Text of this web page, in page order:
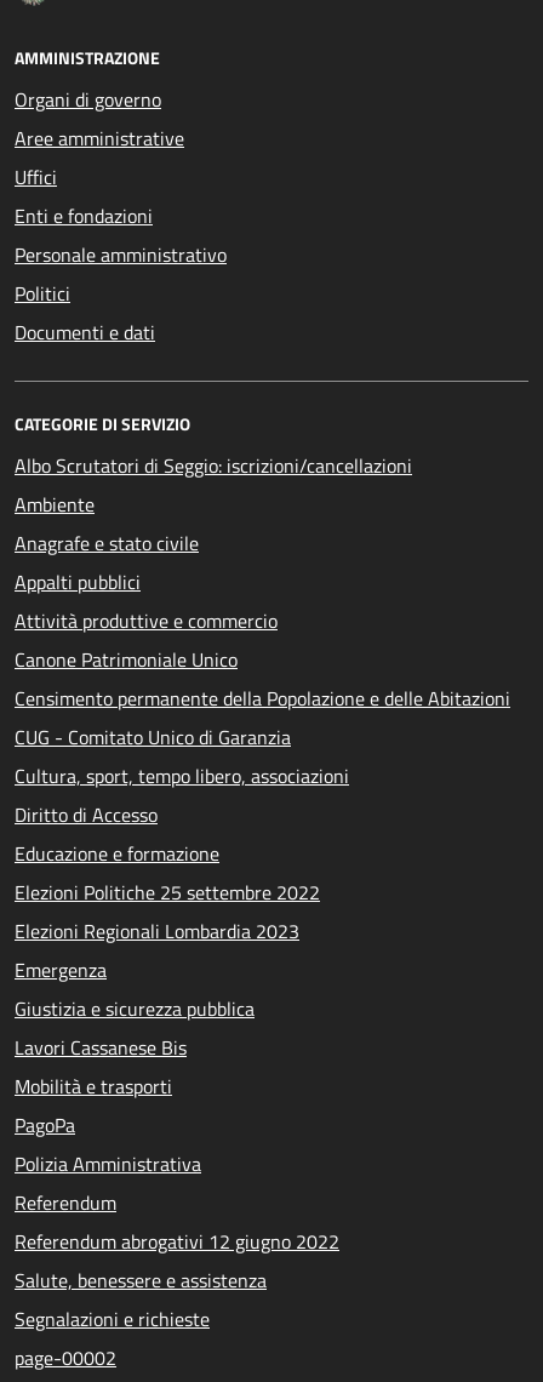
AMMINISTRAZIONE
Organi di governo
Aree amministrative
Uffici
Enti e fondazioni
Personale amministrativo
Politici
Documenti e dati
CATEGORIE DI SERVIZIO
Albo Scrutatori di Seggio: iscrizioni/cancellazioni
Ambiente
Anagrafe e stato civile
Appalti pubblici
Attività produttive e commercio
Canone Patrimoniale Unico
Censimento permanente della Popolazione e delle Abitazioni
CUG - Comitato Unico di Garanzia
Cultura, sport, tempo libero, associazioni
Diritto di Accesso
Educazione e formazione
Elezioni Politiche 25 settembre 2022
Elezioni Regionali Lombardia 2023
Emergenza
Giustizia e sicurezza pubblica
Lavori Cassanese Bis
Mobilità e trasporti
PagoPa
Polizia Amministrativa
Referendum
Referendum abrogativi 12 giugno 2022
Salute, benessere e assistenza
Segnalazioni e richieste
page-00002